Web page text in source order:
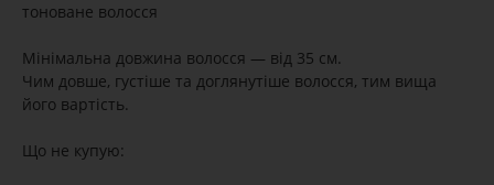
тоноване волосся
Мінімальна довжина волосся — від 35 см.
Чим довше, густіше та доглянутіше волосся, тим вища
його вартість.
Що не купую: